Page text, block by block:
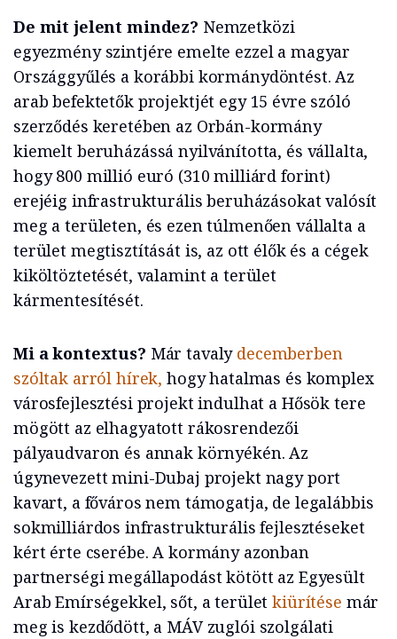
De mit jelent mindez? Nemzetközi
egyezmény szintjére emelte ezzel a magyar
Országgyűlés a korábbi kormánydöntést. Az
arab befektetők projektjét egy 15 évre szóló
szerződés keretében az Orbán-kormány
kiemelt beruházássá nyilvánította, és vállalta,
hogy 800 millió euró (310 milliárd forint)
erejéig infrastrukturális beruházásokat valósít
meg a területen, és ezen túlmenően vállalta a
terület megtisztítását is, az ott élők és a cégek
kiköltöztetését, valamint a terület
kármentesítését.
Mi a kontextus? Már tavaly decemberben
szóltak arról hírek, hogy hatalmas és komplex
városfejlesztési projekt indulhat a Hősök tere
mögött az elhagyatott rákosrendezői
pályaudvaron és annak környékén. Az
úgynevezett mini-Dubaj projekt nagy port
kavart, a főváros nem támogatja, de legalábbis
sokmilliárdos infrastrukturális fejlesztéseket
kért érte cserébe. A kormány azonban
partnerségi megállapodást kötött az Egyesült
Arab Emírségekkel, sőt, a területkiürítése már
meg is kezdődött, a MÁV zuglói szolgálati